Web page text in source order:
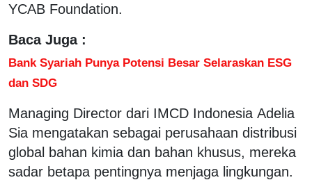
YCAB Foundation.
Baca Juga :
Bank Syariah Punya Potensi Besar Selaraskan ESG
dan SDG
Managing Director dari IMCD Indonesia Adelia
Sia mengatakan sebagai perusahaan distribusi
global bahan kimia dan bahan khusus, mereka
sadar betapa pentingnya menjaga lingkungan.